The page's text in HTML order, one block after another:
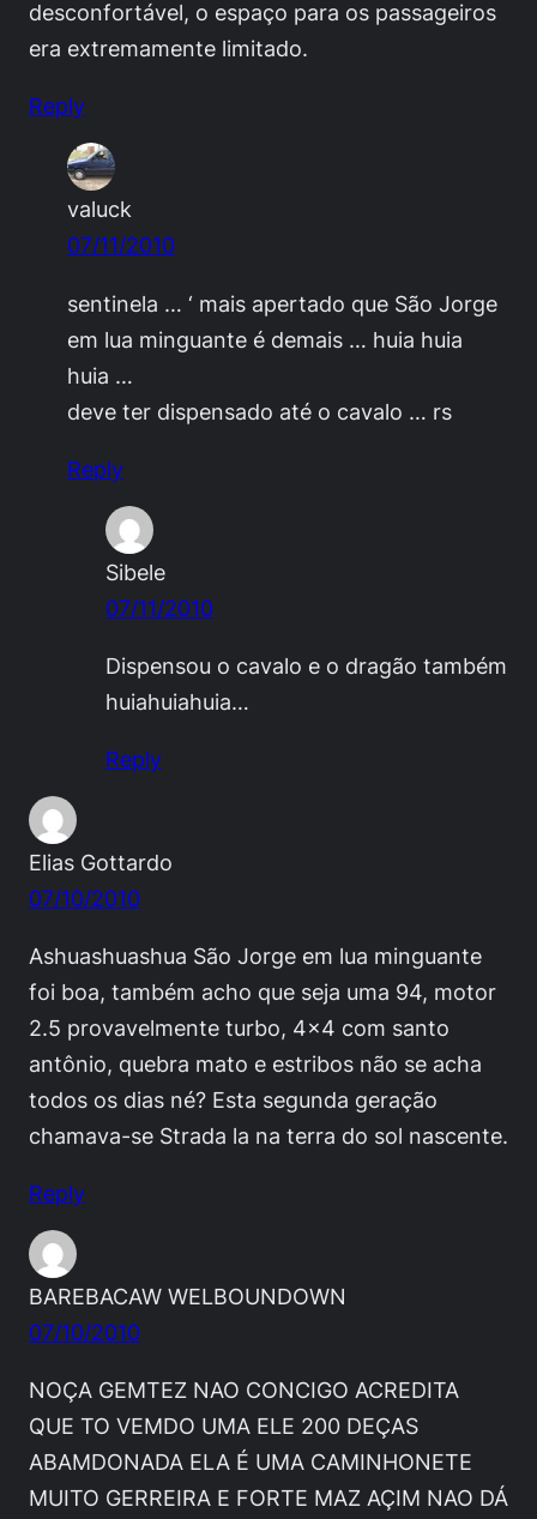
desconfortável, o espaço para os passageiros
era extremamente limitado.
Reply
valuck
07/11/2010
sentinela … ‘ mais apertado que São Jorge
em lua minguante é demais … huia huia
huia …
deve ter dispensado até o cavalo … rs
Reply
Sibele
07/11/2010
Dispensou o cavalo e o dragão também
huiahuiahuia…
Reply
Elias Gottardo
07/10/2010
Ashuashuashua São Jorge em lua minguante
foi boa, também acho que seja uma 94, motor
2.5 provavelmente turbo, 4×4 com santo
antônio, quebra mato e estribos não se acha
todos os dias né? Esta segunda geração
chamava-se Strada la na terra do sol nascente.
Reply
BAREBACAW WELBOUNDOWN
07/10/2010
NOÇA GEMTEZ NAO CONCIGO ACREDITA
QUE TO VEMDO UMA ELE 200 DEÇAS
ABAMDONADA ELA É UMA CAMINHONETE
MUITO GERREIRA E FORTE MAZ AÇIM NAO DÁ